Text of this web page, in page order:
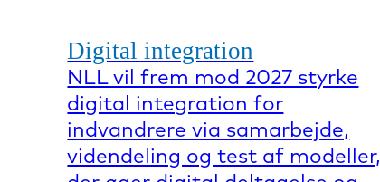
Digital integration
NLL vil frem mod 2027 styrke
digital integration for
indvandrere via samarbejde,
videndeling og test af modeller,